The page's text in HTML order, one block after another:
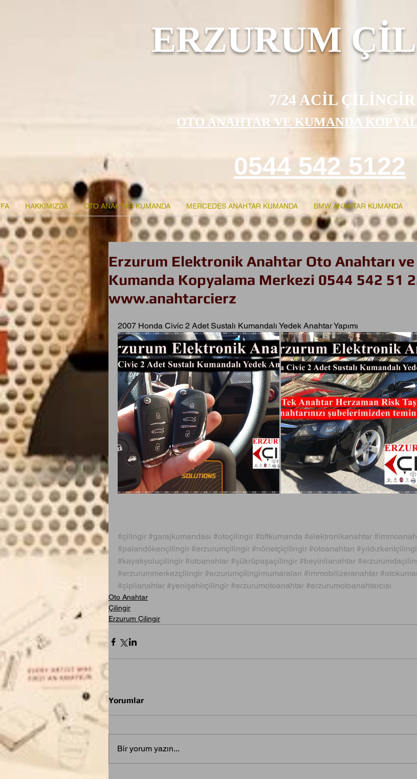
ERZURUM
7/24 ACİL ÇİLİNGİR
OTO ANAHTAR VE KUMANDA
0544 542 5122
HAKKIMIZDA OTO ANAHTAR KUMANDA MERCEDES ANAHTAR KUMANDA BMW ANAHTAR KUMANDA
Erzurum Elektronik Anahtar Oto Anahtarı ve
Kumanda Kopyalama Merkezi 0544 542 51
www.anahtarcierz
2007 Honda Civic 2 Adet Sustalı Kumandalı Yedek Anahtar Yapımı
#çilingir #garajkumandası #otoçilingir #bftkumanda #elektronikanahtar
#palandökençilingir #erzurumçilingir #nönetçiçilingir #otoanahtarı
#kayakyoluçilingir #otoanahtar #şükrüpaşaçilingir #beyinlianahtar
#erzurummerkezçilingir #erzurumçilingirnumaraları #immobilizeranahtar
#çiplianahtar #yenişehirçilingir #erzurumotoanahtar #erzurumotoanahtarcısı
Oto Anahtar
Çilingir
Erzurum Çilingir
Yorumlar
Bir yorum yazın...